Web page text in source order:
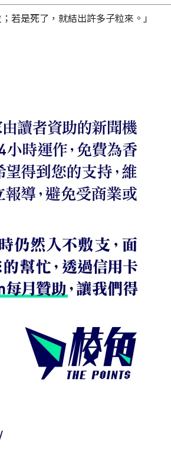
若是死了，就結出許多子粒來。」